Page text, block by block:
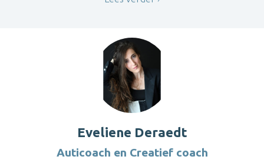
Eveliene Deraedt
Auticoach en Creatief coach